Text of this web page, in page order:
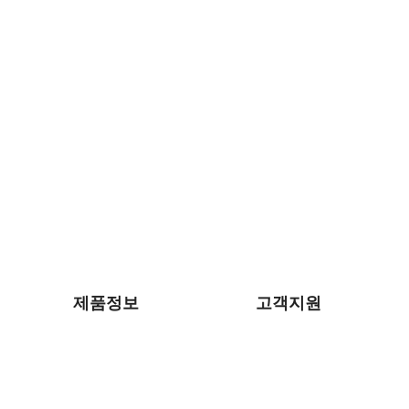
제품정보 고객지원